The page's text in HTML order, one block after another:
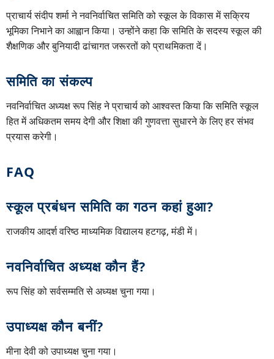
प्राचार्य संदीप शर्मा ने नवनिर्वाचित समिति को स्कूल के विकास में सक्रिय
भूमिका निभाने का आह्वान किया। उन्होंने कहा कि समिति के सदस्य स्कूल की
शैक्षणिक और बुनियादी ढांचागत जरूरतों को प्राथमिकता दें।
समिति का संकल्प
नवनिर्वाचित अध्यक्ष रूप सिंह ने प्राचार्य को आश्वस्त किया कि समिति स्कूल
हित में अधिकतम समय देगी और शिक्षा की गुणवत्ता सुधारने के लिए हर संभव
प्रयास करेगी।
FAQ
स्कूल प्रबंधन समिति का गठन कहां हुआ?
राजकीय आदर्श वरिष्ठ माध्यमिक विद्यालय हटगढ़, मंडी में।
नवनिर्वाचित अध्यक्ष कौन हैं?
रूप सिंह को सर्वसम्मति से अध्यक्ष चुना गया।
उपाध्यक्ष कौन बनीं?
मीना देवी को उपाध्यक्ष चुना गया।